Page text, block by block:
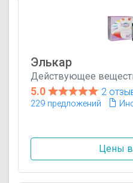
Элькар
Действующее
5.0 2
229 предложений
Цены в